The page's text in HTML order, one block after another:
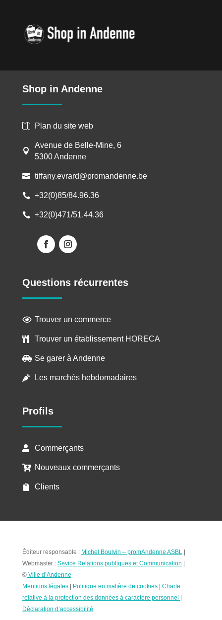
Shop in Andenne
 Plan du site web

Avenue de Belle-Mine, 6
5300 Andenne
 tiffany.evrard@promandenne.be
 +32(0)85/84.96.36
 +32(0)471/51.44.36
Questions récurrentes
 Trouver un commerce
 Trouver un établissement HORECA
 Se garer à Andenne
 Les marchés hebdomadaires
Profils
 Commerçants
 Nouveaux commerçants
 Clients
Éditeur responsable : Michel Boulvin – promAndenne ASBL
Webmaster : Sevice Relations publiques et Communication
© Ville d’Andenne
Mentions légales
Politique en matière de cookies
Charte
relative à la protection des données à caractère personnel
Déclaration d’accessibilité